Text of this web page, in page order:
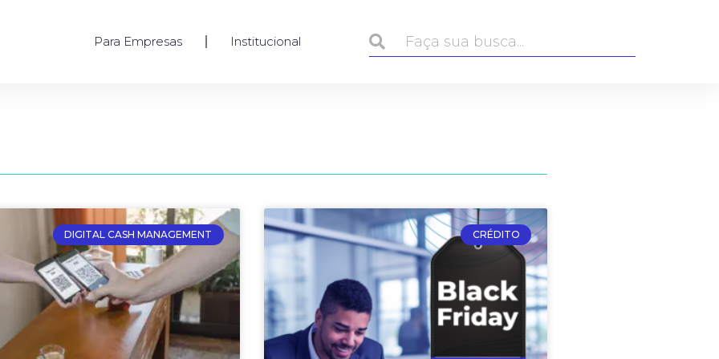
Para Empresas Institucional
DIGITAL CASH MANAGEMENT CRÉDITO